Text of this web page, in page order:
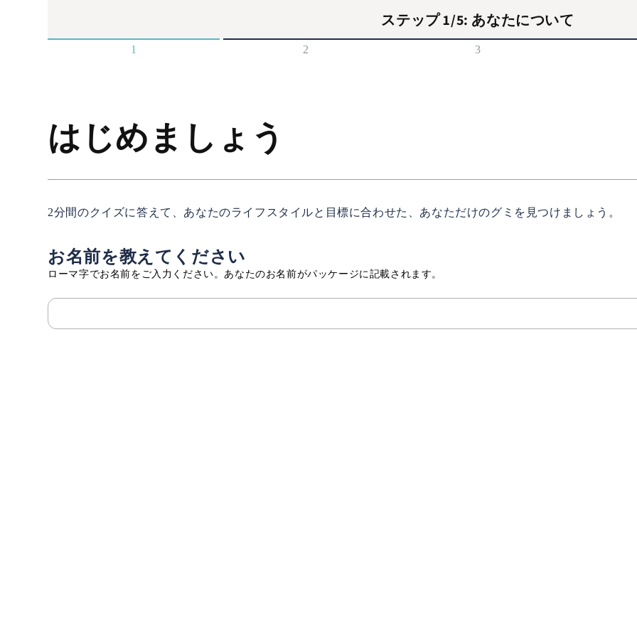
ステップ1/5: あなたについて
1 2 3
はじめましょう
2分間のクイズに答えて、あなたのライフスタイルと目標に合わせた、あなただけのグミを見つけましょう。
お名前を教えてください
ローマ字でお名前をご入力ください。あなたのお名前がパッケージに記載されます。